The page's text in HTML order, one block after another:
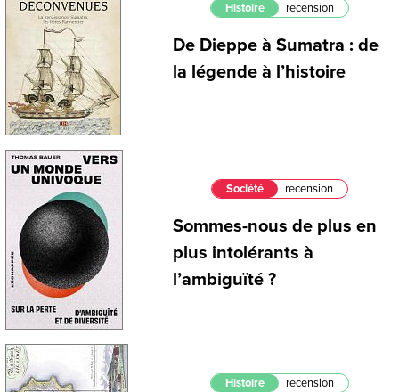
Histoire recension
De Dieppe à Sumatra : de
la légende à l’histoire
Société recension
Sommes-nous de plus en
plus intolérants à
l’ambiguïté ?
Histoire recension